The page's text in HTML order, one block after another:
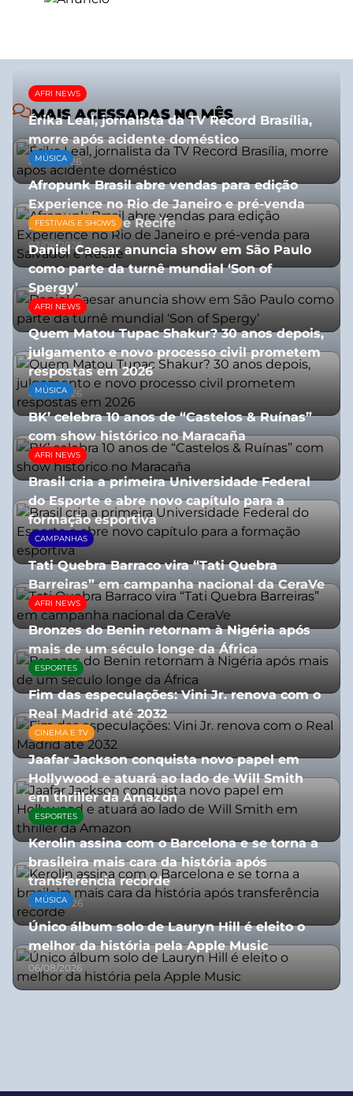
MAIS ACESSADAS NO MÊS
AFRI NEWS
Érika Leal, jornalista da TV Record Brasília,
morre após acidente doméstico
08/07/2026
MÚSICA
Afropunk Brasil abre vendas para edição
Experience no Rio de Janeiro e pré-venda
para Salvador e Recife
03/08/2026
FESTIVAIS E SHOWS
Daniel Caesar anuncia show em São Paulo
como parte da turnê mundial ‘Son of
Spergy’
05/08/2026
AFRI NEWS
Quem Matou Tupac Shakur? 30 anos depois,
julgamento e novo processo civil prometem
respostas em 2026
05/08/2026
MÚSICA
BK’ celebra 10 anos de “Castelos & Ruínas”
com show histórico no Maracaña
06/08/2026
AFRI NEWS
Brasil cria a primeira Universidade Federal
do Esporte e abre novo capítulo para a
formação esportiva
08/07/2026
CAMPANHAS
Tati Quebra Barraco vira “Tati Quebra
Barreiras” em campanha nacional da CeraVe
08/07/2026
AFRI NEWS
Bronzes do Benin retornam à Nigéria após
mais de um século longe da África
08/07/2026
ESPORTES
Fim das especulações: Vini Jr. renova com o
Real Madrid até 2032
06/08/2026
CINEMA E TV
Jaafar Jackson conquista novo papel em
Hollywood e atuará ao lado de Will Smith
em thriller da Amazon
06/08/2026
ESPORTES
Kerolin assina com o Barcelona e se torna a
brasileira mais cara da história após
transferência recorde
04/08/2026
MÚSICA
Único álbum solo de Lauryn Hill é eleito o
melhor da história pela Apple Music
06/08/2026